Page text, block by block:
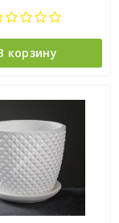
корзину